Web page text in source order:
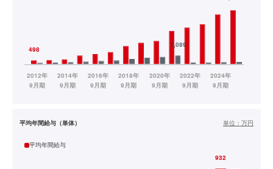
平均年間給与（単体） 単位： 万円
平均年間給与